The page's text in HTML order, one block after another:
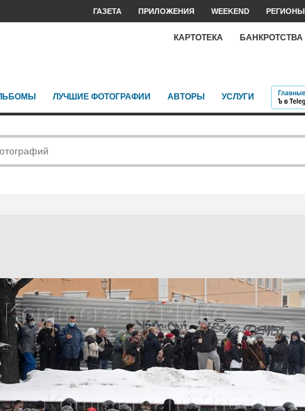
ГАЗЕТА ПРИЛОЖЕНИЯ WEEKEND РЕГИОНЫ
КАРТОТЕКА БАНКРОТСТВА
ЛУЧШИЕ ФОТОГРАФИИ АВТОРЫ УСЛУГИ